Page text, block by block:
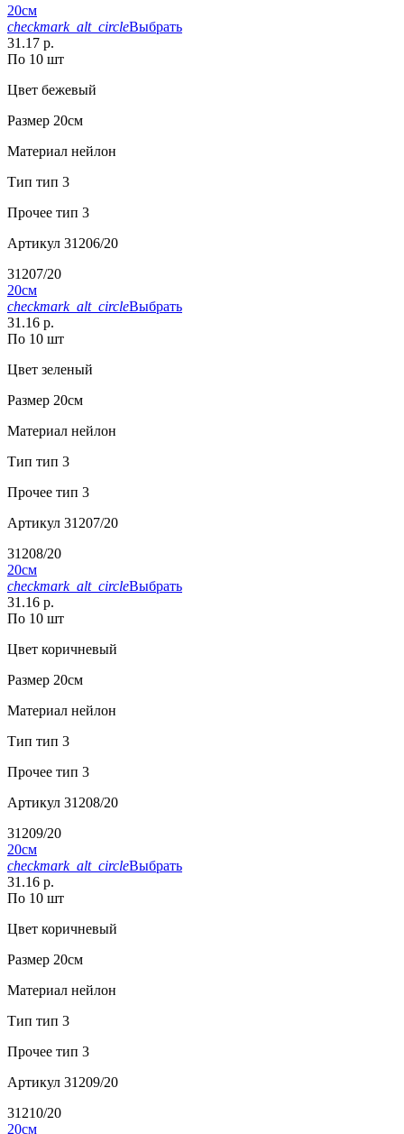
20см
checkmark_alt_circleВыбрать
31.17 р.
По 10 шт
Цвет бежевый
Размер 20см
Материал нейлон
Тип тип 3
Прочее тип 3
Артикул 31206/20
31207/20
20см
checkmark_alt_circleВыбрать
31.16 р.
По 10 шт
Цвет зеленый
Размер 20см
Материал нейлон
Тип тип 3
Прочее тип 3
Артикул 31207/20
31208/20
20см
checkmark_alt_circleВыбрать
31.16 р.
По 10 шт
Цвет коричневый
Размер 20см
Материал нейлон
Тип тип 3
Прочее тип 3
Артикул 31208/20
31209/20
20см
checkmark_alt_circleВыбрать
31.16 р.
По 10 шт
Цвет коричневый
Размер 20см
Материал нейлон
Тип тип 3
Прочее тип 3
Артикул 31209/20
31210/20
20см